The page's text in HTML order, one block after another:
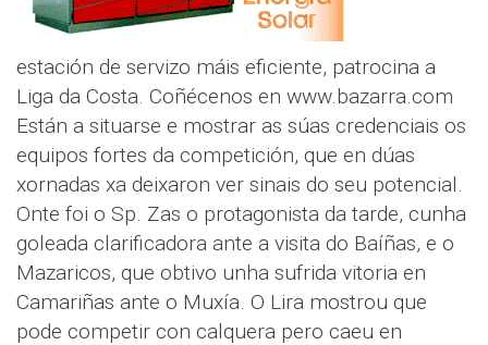
estación de servizo máis eficiente, patrocina a
Liga da Costa. Coñécenos en www.bazarra.com
Están a situarse e mostrar as súas credenciais os
equipos fortes da competición, que en dúas
xornadas xa deixaron ver sinais do seu potencial.
Onte foi o Sp. Zas o protagonista da tarde, cunha
goleada clarificadora ante a visita do Baíñas, e o
Mazaricos, que obtivo unha sufrida vitoria en
Camariñas ante o Muxía. O Lira mostrou que
pode competir con calquera pero caeu en